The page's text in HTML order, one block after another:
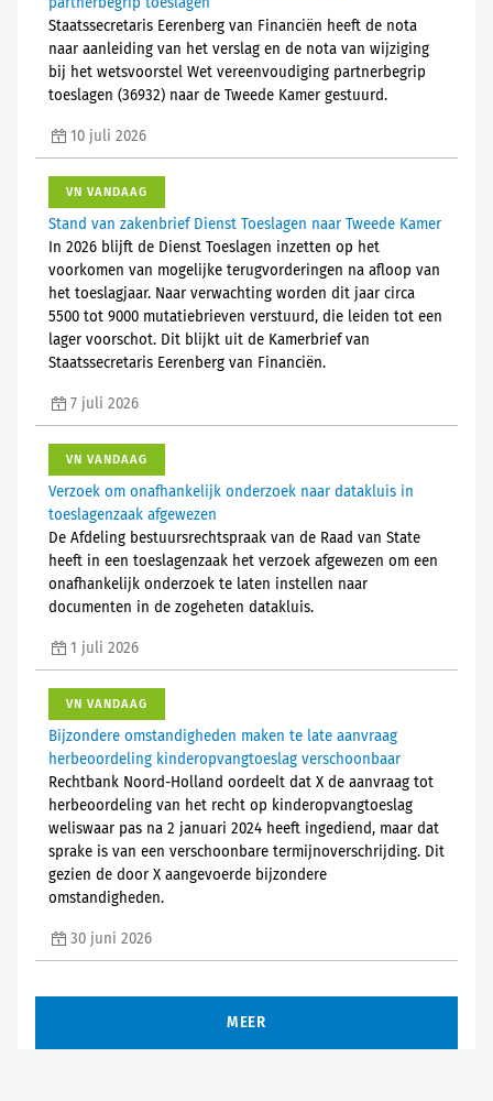
Staatssecretaris Eerenberg van Financiën heeft de nota
naar aanleiding van het verslag en de nota van wijziging
bij het wetsvoorstel Wet vereenvoudiging partnerbegrip
toeslagen (36932) naar de Tweede Kamer gestuurd.
10 juli 2026
VN VANDAAG
Stand van zakenbrief Dienst Toeslagen naar Tweede Kamer
In 2026 blijft de Dienst Toeslagen inzetten op het
voorkomen van mogelijke terugvorderingen na afloop van
het toeslagjaar. Naar verwachting worden dit jaar circa
5500 tot 9000 mutatiebrieven verstuurd, die leiden tot een
lager voorschot. Dit blijkt uit de Kamerbrief van
Staatssecretaris Eerenberg van Financiën.
7 juli 2026
VN VANDAAG
Verzoek om onafhankelijk onderzoek naar datakluis in
toeslagenzaak afgewezen
De Afdeling bestuursrechtspraak van de Raad van State
heeft in een toeslagenzaak het verzoek afgewezen om een
onafhankelijk onderzoek te laten instellen naar
documenten in de zogeheten datakluis.
1 juli 2026
VN VANDAAG
Bijzondere omstandigheden maken te late aanvraag
herbeoordeling kinderopvangtoeslag verschoonbaar
Rechtbank Noord-Holland oordeelt dat X de aanvraag tot
herbeoordeling van het recht op kinderopvangtoeslag
weliswaar pas na 2 januari 2024 heeft ingediend, maar dat
sprake is van een verschoonbare termijnoverschrijding. Dit
gezien de door X aangevoerde bijzondere
omstandigheden.
30 juni 2026
MEER